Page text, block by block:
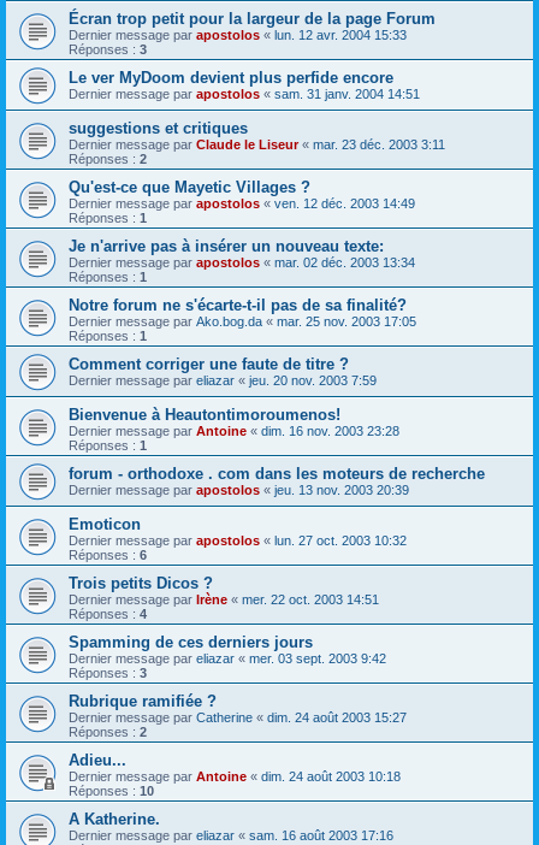
Écran trop petit pour la largeur de la page Forum
Dernier message par apostolos « lun. 12 avr. 2004 15:33
Réponses : 3
Le ver MyDoom devient plus perfide encore
Dernier message par apostolos « sam. 31 janv. 2004 14:51
suggestions et critiques
Dernier message par Claude le Liseur« mar. 23 déc. 2003 3:11
Réponses : 2
Qu'est-ce que Mayetic Villages ?
Dernier message par apostolos « ven. 12 déc. 2003 14:49
Réponses : 1
Je n'arrive pas à insérer un nouveau texte:
Dernier message par apostolos « mar. 02 déc. 2003 13:34
Réponses : 1
Notre forum ne s'écarte-t-il pas de sa finalité?
Dernier message par Ako.bog.da « mar. 25 nov. 2003 17:05
Réponses : 1
Comment corriger une faute de titre ?
Dernier message par eliazar « jeu. 20 nov. 2003 7:59
Bienvenue à Heautontimoroumenos!
Dernier message par Antoine « dim. 16 nov. 2003 23:28
Réponses : 1
forum - orthodoxe . com dans les moteurs de recherche
Dernier message par apostolos « jeu. 13 nov. 2003 20:39
Emoticon
Dernier message par apostolos « lun. 27 oct. 2003 10:32
Réponses : 6
Trois petits Dicos ?
Dernier message par Irène « mer. 22 oct. 2003 14:51
Réponses : 4
Spamming de ces derniers jours
Dernier message par eliazar « mer. 03 sept. 2003 9:42
Réponses : 3
Rubrique ramifiée ?
Dernier message par Catherine « dim. 24 août 2003 15:27
Réponses : 2
Adieu...
Dernier message par Antoine « dim. 24 août 2003 10:18
Réponses : 10
A Katherine.
Dernier message par eliazar « sam. 16 août 2003 17:16